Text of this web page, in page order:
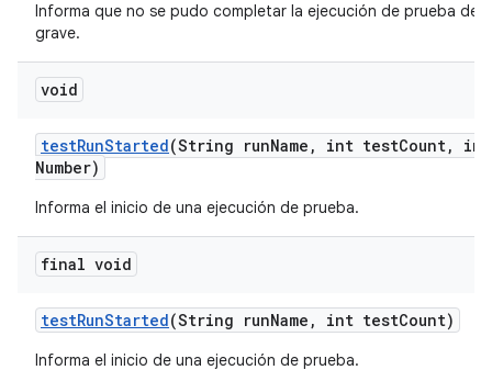
Informa que no se pudo completar la ejecución de prueba
grave.
void
testRunStarted(String runName , int testCount,
int
Number)
Informa el inicio de una ejecución de prueba.
final void
testRunStarted(String runName , int testCount)
Informa el inicio de una ejecución de prueba.